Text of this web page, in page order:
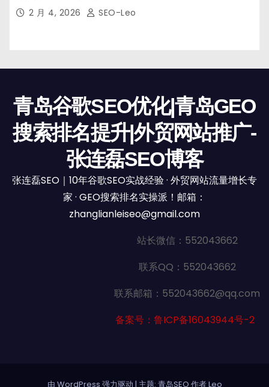
2 月 4, 2026 SEO-Leo
青岛谷歌SEO优化|青岛GEO
搜索排名提升|外贸网站推广-
张连磊SEO博客
张连磊SEO｜10年谷歌SEO实战经验 · 外贸网站流量增长专
家 · GEO搜索排名实操派！邮箱：
zhanglianleiseo@gmail.com
站长微信：552043662
联系QQ：552043662
联系邮箱：552043662@qq.com
备案号：鲁ICP备16043944号-2
由 WordPress 强力驱动 | 主题: 青岛SEO 作者Leo